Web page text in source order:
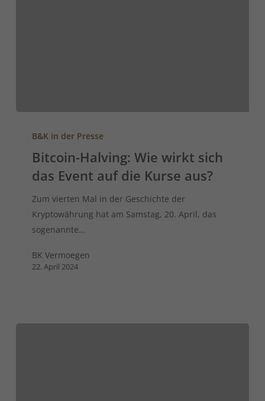
B&K in der Presse
Bitcoin-Halving: Wie wirkt sich
das Event auf die Kurse aus?
Zum vierten Mal in der Geschichte der
Kryptowährung hat am Samstag, 20. April, das
sogenannte…
BK Vermoegen
22. April 2024